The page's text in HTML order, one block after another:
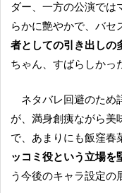
ダー、一方の公演では
らかに艶やかで、バセ
者としての引き出しの
ちゃん、すばらしかっ
ネタバレ回避のため詳述できないローン叔父さんの顛末
が、満身創痍ながら美
で、あまりにも飯窪春
ッコミ役という立場を
う今後のキャラ設定の